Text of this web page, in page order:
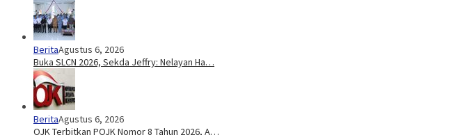
BeritaAgustus 6, 2026
Buka SLCN 2026, Sekda Jeffry: Nelayan Ha…
BeritaAgustus 6, 2026
OJK Terbitkan POJK Nomor 8 Tahun 2026, A…